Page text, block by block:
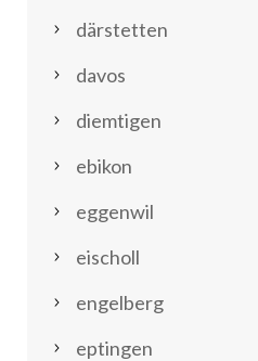
därstetten
davos
diemtigen
ebikon
eggenwil
eischoll
engelberg
eptingen